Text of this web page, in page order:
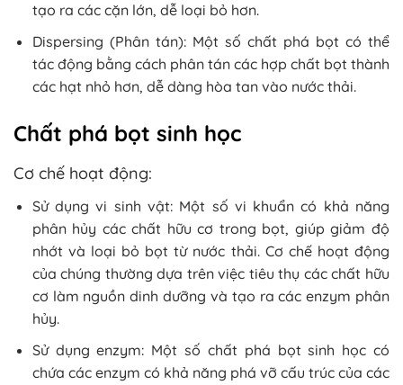
tạo ra các cặn lớn, dễ loại bỏ hơn.
Dispersing (Phân tán): Một số chất phá bọt có thể
tác động bằng cách phân tán các hợp chất bọt thành
các hạt nhỏ hơn, dễ dàng hòa tan vào nước thải.
Chất phá bọt sinh học
Cơ chế hoạt động:
Sử dụng vi sinh vật: Một số vi khuẩn có khả năng
phân hủy các chất hữu cơ trong bọt, giúp giảm độ
nhớt và loại bỏ bọt từ nước thải. Cơ chế hoạt động
của chúng thường dựa trên việc tiêu thụ các chất hữu
cơ làm nguồn dinh dưỡng và tạo ra các enzym phân
hủy.
Sử dụng enzym: Một số chất phá bọt sinh học có
chứa các enzym có khả năng phá vỡ cấu trúc của các